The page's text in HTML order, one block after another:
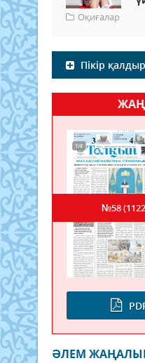
Оқиғалар
Пікір
№58
ӘЛЕМ